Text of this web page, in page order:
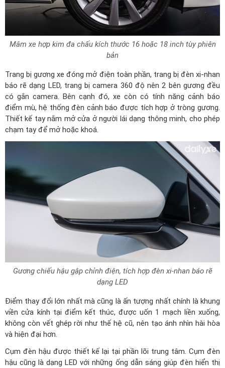
Mâm xe hợp kim đa chấu kích thước 16 hoặc 18 inch tùy phiên
bản
Trang bị gương xe đóng mở điện toàn phần, trang bị đèn xi-nhan
báo rẽ dạng LED, trang bị camera 360 độ nên 2 bên gương đều
có gắn camera. Bên cạnh đó, xe còn có tính năng cảnh báo
điểm mù, hệ thống đèn cảnh báo được tích hợp ở tròng gương.
Thiết kế tay nắm mở cửa ở người lái dạng thông minh, cho phép
chạm tay để mở hoặc khoá.
Gương chiếu hậu gập chỉnh điện, tích hợp đèn xi-nhan báo rẽ
dạng LED
Điểm thay đổi lớn nhất mà cũng là ấn tượng nhất chính là khung
viền cửa kính tại điểm kết thúc, được uốn 1 mạch liền xuống,
không còn vết ghép rời như thế hệ cũ, nên tạo ánh nhìn hài hòa
và hiện đại hơn.
Cụm đèn hậu được thiết kế lại tại phần lõi trung tâm. Cụm đèn
hậu cũng là dạng LED với những ống dẫn sáng giúp đèn hiển thị